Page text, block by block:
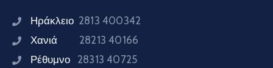
Ηράκλειο 2813 400342
Χανιά 28213 40166
Ρέθυμνο 28313 40725